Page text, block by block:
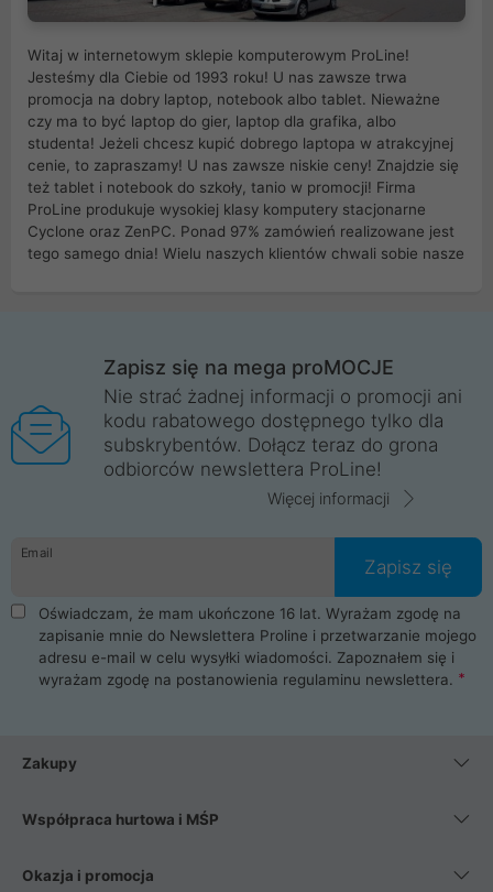
Witaj w internetowym sklepie komputerowym ProLine!
Jesteśmy dla Ciebie od 1993 roku! U nas zawsze trwa
promocja na dobry laptop, notebook albo tablet. Nieważne
czy ma to być laptop do gier, laptop dla grafika, albo
studenta! Jeżeli chcesz kupić dobrego laptopa w atrakcyjnej
cenie, to zapraszamy! U nas zawsze niskie ceny! Znajdzie się
też tablet i notebook do szkoły, tanio w promocji! Firma
ProLine produkuje wysokiej klasy komputery stacjonarne
Cyclone oraz ZenPC. Ponad 97% zamówień realizowane jest
tego samego dnia! Wielu naszych klientów chwali sobie nasze
Wrocław, Poznań, Legnica, Katowice, Gliwice, Kalisz, Bytom,
Trzebnica, Opole. Szybka i profesjonalna obsługa!
ProLine to polska firma ze 100% polskim kapitałem. Działamy
legalnie i płacimy podatki w naszym kraju! Posiadamy siedzibę
główną w Mirkowie oraz salony na terenie kraju. Cała
komunikacja ze sklepem komputerowym ProLine jest
danych osobowych. Dlatego zakup notebooka albo laptopa w
ProLine to czysta przyjemność i pełne bezpieczeństwo.
Zaopatrzysz się u nas w akcesoria i części komputerowe
takie jak procesory, karty graficzne, płyty główne, pamięci,
dyski SSD, M.2 oraz HDD. Nasi pracownicy pomogą Ci wybrać
najlepszy zasilacz komputerowy oraz obudowę do komputera.
Poza komputerami mamy również najlepsze na rynku
Smartfony takich producentów jak Xiaomi, Apple, Samsung i
wentylatory. Na koniec mając już to wszystko, możesz
Zapisz się na mega proMOCJE
Nie strać żadnej informacji o promocji ani
kodu rabatowego dostępnego tylko dla
subskrybentów. Dołącz teraz do grona
odbiorców newslettera ProLine!
Więcej informacji
Email
Zapisz się
Oświadczam, że mam ukończone 16 lat. Wyrażam zgodę na
zapisanie mnie do Newslettera Proline i przetwarzanie mojego
adresu e-mail w celu wysyłki wiadomości. Zapoznałem się i
wyrażam zgodę na postanowienia regulaminu newslettera.
Zakupy
Współpraca hurtowa i MŚP
Okazja i promocja